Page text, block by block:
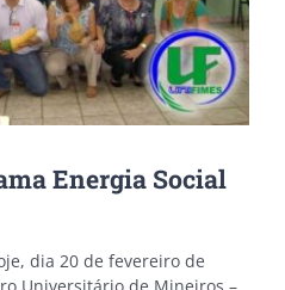
Energia Social
dia 20 de fevereiro de